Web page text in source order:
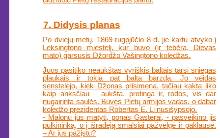
7. Didysis planas
Po dviejų metų, 1869 rugpjūčio 8 d. jie kartu atvyko į
Leksingtono miestelį, kur buvo (ir tebėra, Dievas
mato) garsusis Džordžo Vašingtono koledžas.
Juos pasitiko neaukštas vyriškis baltais tarsi sniegas
plaukais ir tokia pat balta barzda. Jo veidas
senstelėjo, kiek Džonas prisimena, tačiau kakta liko
kaip anksčiau – aukšta, protinga ir, rodos, vis dar
nugairinta saulės. Buvęs Pietų armijos vadas, o dabar
koledžo prezidentas Robertas E. Li nusišypsojo.
- Malonu jus matyti, ponas Gasterai, - pasveikino jis
pulkininką, o į išradėją smalsiai pažvelgė ir paklausė.
– Ar jus pažįstu?